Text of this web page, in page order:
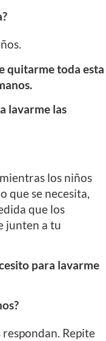
quitarme toda esta
lavarme las
los niños
que se necesita,
que los
junten a tu
para lavarme
Repite